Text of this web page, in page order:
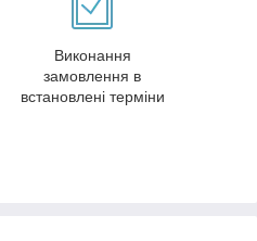
Виконання
замовлення в
встановлені терміни